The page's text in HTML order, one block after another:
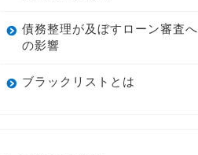
債務整理が及ぼすローン審査へ
の影響
ブラックリストとは